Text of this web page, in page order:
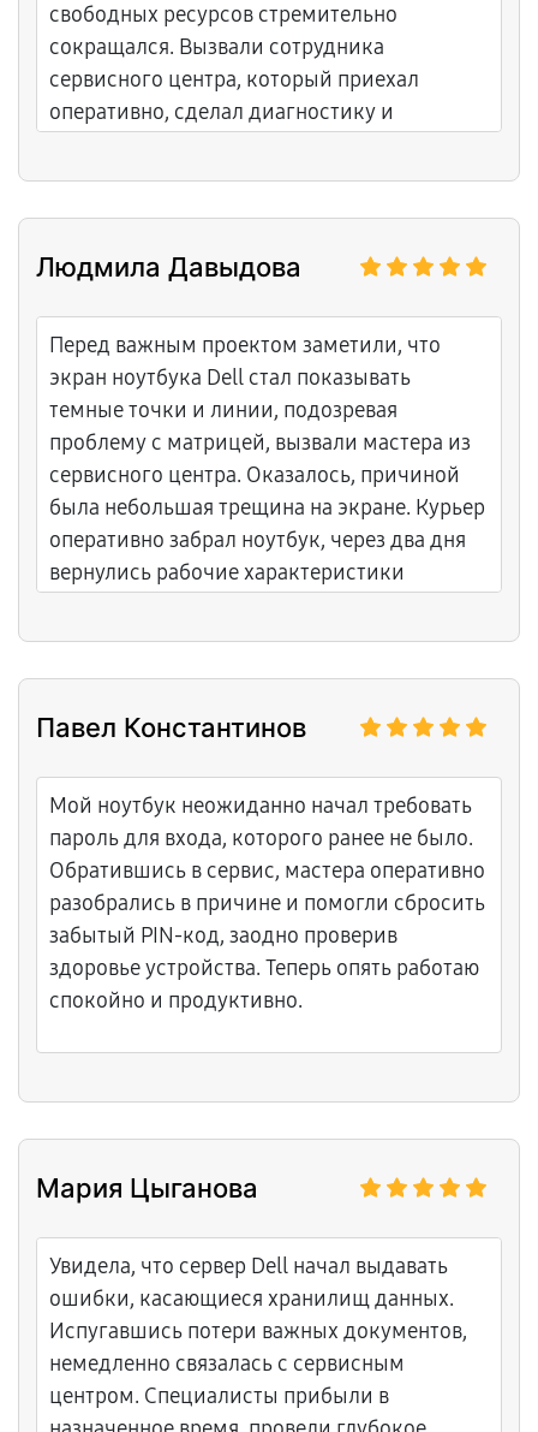
свободных ресурсов стремительно
сокращался. Вызвали сотрудника
сервисного центра, который приехал
оперативно, сделал диагностику и
выработал свой ресурс. Было предложено
компания смогла продолжить работу без
Людмила Давыдова
Перед важным проектом заметили, что
экран ноутбука Dell стал показывать
темные точки и линии, подозревая
проблему с матрицей, вызвали мастера из
сервисного центра. Оказалось, причиной
была небольшая трещина на экране. Курьер
оперативно забрал ноутбук, через два дня
вернулись рабочие характеристики
быстро и честно.
Павел Константинов
Мой ноутбук неожиданно начал требовать
пароль для входа, которого ранее не было.
Обратившись в сервис, мастера оперативно
разобрались в причине и помогли сбросить
забытый PIN-код, заодно проверив
здоровье устройства. Теперь опять работаю
спокойно и продуктивно.
Мария Цыганова
Увидела, что сервер Dell начал выдавать
ошибки, касающиеся хранилищ данных.
Испугавшись потери важных документов,
немедленно связалась с сервисным
центром. Специалисты прибыли в